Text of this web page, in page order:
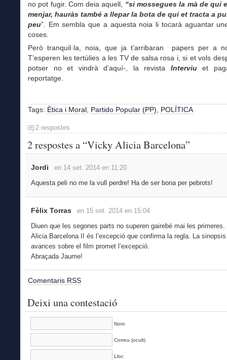
no pot fugir. Com deia aquell, “si mossegues la mà de qui
menjar, hauràs també a llepar la bota de qui et tracta a
peu”. Em sembla que a aquesta noia li tocarà aguantar
coses.
Però tranquil·la, noia, que ja t’arribaran papers per a
T’esperen les tertúlies a les TV de salsa rosa i, si et vols
potser no et vindrà d’aquí-, la revista Interviuet
reportatge.
Tags: Ètica i Moral Partido Popular (PP) POLÍTICA
2 respostes
2 respostes a “Vicky Alicia Barcelona”
Jordi
en 14 set. 2014 en 11:20
Aquesta peli no me la vull perdre! Ha de ser bona per pebrots!
Fèlix Torras
en 15 set. 2014 en 15:04
Diuen que les segones parts no superen gairebé mai les
Alicia Barcelona II és l’excepció que confirma la regla. La
avances sobre el film promet l’excepció.
Abraçada Jaume!
Comentaris RSS
Deixi una contestació
Nom
Correu (ocult)
Lloc